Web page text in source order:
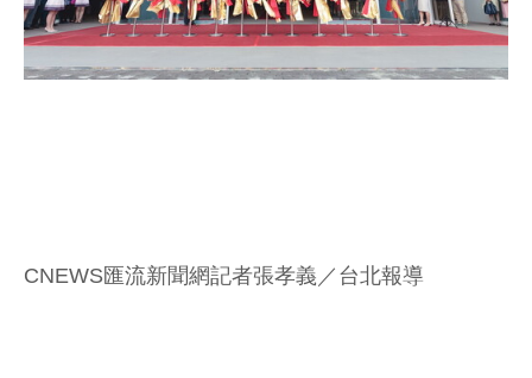
CNEWS匯流新聞網記者張孝義／台北報導